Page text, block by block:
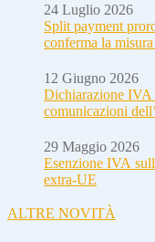
24 Luglio 2026
Split payment
conferma la
12 Giugno 2026
Dichiarazione IVA
comunicazioni
29 Maggio 2026
Esenzione IVA
extra-UE
ALTRE NOVITÀ